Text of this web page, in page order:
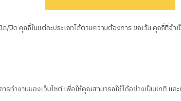
ปิด คุกกี้ในแต่ละประเภทได้ตามความต้องการ ยกเว้น คุกกี้ที่จำเ
รทำงานของเว็บไซต์ เพื่อให้คุณสามารถใช้ได้อย่างเป็นปกติ แ